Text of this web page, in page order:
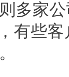
多家
有些